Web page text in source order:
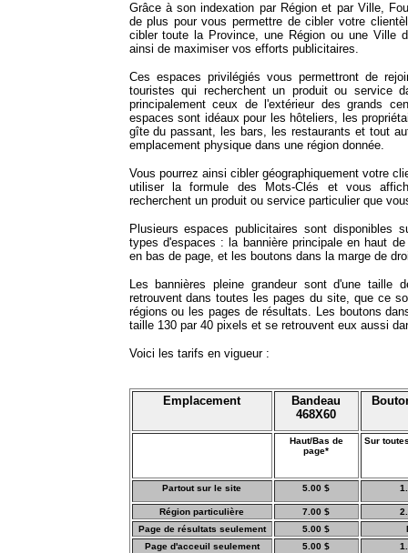
Grâce à son indexation par Région et par Ville,
de plus pour vous permettre de cibler votre
cibler toute la Province, une Région ou une Ville
ainsi de maximiser vos efforts publicitaires.
Ces espaces privilégiés vous permettront de
touristes qui recherchent un produit ou service
principalement ceux de l'extérieur des grands
espaces sont idéaux pour les hôteliers, les
gîte du passant, les bars, les restaurants et tout
emplacement physique dans une région donnée.
Vous pourrez ainsi cibler géographiquement votre
utiliser la formule des Mots-Clés et vous
recherchent un produit ou service particulier que
Plusieurs espaces publicitaires sont disponibles
types d'espaces : la bannière principale en haut
en bas de page, et les boutons dans la marge de
Les bannières pleine grandeur sont d'une
retrouvent dans toutes les pages du site, que ce
régions ou les pages de résultats. Les boutons
taille 130 par 40 pixels et se retrouvent eux aussi
Voici les tarifs en vigueur :
Emplacement
Bandeau
468X60
Haut/Bas de
page*
Sur
Partout sur le site 5.00 $
Région particulière 7.00 $
Page de résultats seulement
5.00 $
Page d'acceuil seulement
5.00 $